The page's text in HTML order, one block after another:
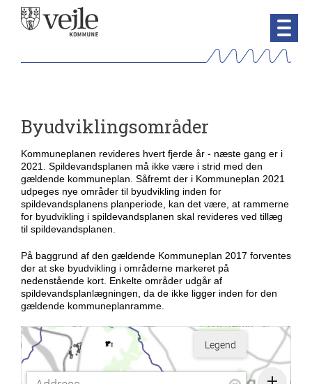
Byudviklingsområder
Kommuneplanen revideres hvert fjerde år - næste gang er i
2021. Spildevandsplanen må ikke være i strid med den
gældende kommuneplan. Såfremt der i Kommuneplan 2021
udpeges nye områder til byudvikling inden for
spildevandsplanens planperiode, kan det være, at rammerne
for byudvikling i spildevandsplanen skal revideres ved tillæg
til spildevandsplanen.
På baggrund af den gældende Kommuneplan 2017 forventes
der at ske byudvikling i områderne markeret på
nedenstående kort. Enkelte områder udgår af
spildevandsplanlægningen, da de ikke ligger inden for den
gældende kommuneplanramme.